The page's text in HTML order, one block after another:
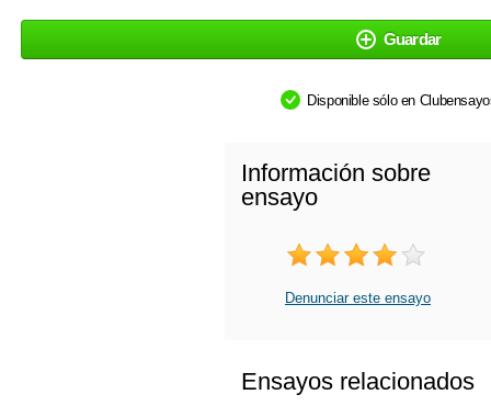
Guardar
Disponible sólo en
Información sobre
ensayo
Denunciar este ensayo
Ensayos relacionados